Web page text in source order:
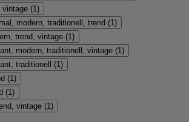
vintage (1)
modern, traditionell, trend (1)
trend, vintage (1)
modern, traditionell, vintage (1)
traditionell
(1)
(1)
(1)
vintage (1)